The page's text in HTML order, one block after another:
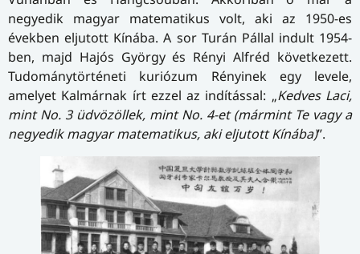
negyedik magyar matematikus volt, aki az 1950-es
években eljutott Kínába. A sor Turán Pállal indult 1954-
ben, majd Hajós György és Rényi Alfréd következett.
Tudománytörténeti kuriózum Rényinek egy levele,
amelyet Kalmárnak írt ezzel az indítással: „Kedves Laci,
mint No. 3 üdvözöllek, mint No. 4-et (mármint Te vagy a
negyedik magyar matematikus, aki eljutott Kínába)”.